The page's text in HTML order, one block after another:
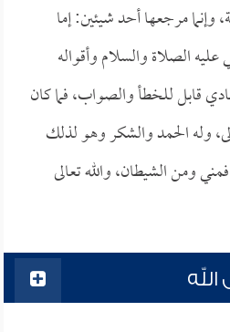
وإنما مرجعها أحد شيئين: إما
عليه الصلاة والسلام وأقواله
قابل للخطأ والصواب، فما كان
وله الحمد والشكر وهو لذلك
ومن الشيطان، والله تعالى